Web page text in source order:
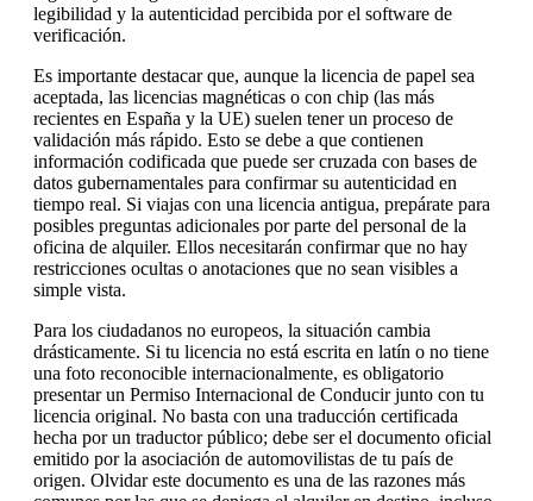
legibilidad y la autenticidad percibida por el software de
verificación.
Es importante destacar que, aunque la licencia de papel sea
aceptada, las licencias magnéticas o con chip (las más
recientes en España y la UE) suelen tener un proceso de
validación más rápido. Esto se debe a que contienen
información codificada que puede ser cruzada con bases de
datos gubernamentales para confirmar su autenticidad en
tiempo real. Si viajas con una licencia antigua, prepárate para
posibles preguntas adicionales por parte del personal de la
oficina de alquiler. Ellos necesitarán confirmar que no hay
restricciones ocultas o anotaciones que no sean visibles a
simple vista.
Para los ciudadanos no europeos, la situación cambia
drásticamente. Si tu licencia no está escrita en latín o no tiene
una foto reconocible internacionalmente, es obligatorio
presentar un Permiso Internacional de Conducir junto con tu
licencia original. No basta con una traducción certificada
hecha por un traductor público; debe ser el documento oficial
emitido por la asociación de automovilistas de tu país de
origen. Olvidar este documento es una de las razones más